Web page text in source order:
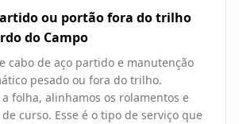
ou portão fora do trilho
do Campo
cabo de aço partido e manutenção
pesado ou fora do trilho.
a folha, alinhamos os rolamentos e
curso. Esse é o tipo de serviço que